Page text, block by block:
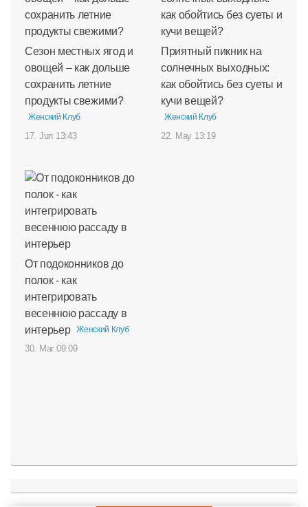
Сезон местных ягод и
овощей – как дольше
сохранить летние
продукты свежими?
Женский Клуб
17. Jun 13:43
Приятный пикник на
солнечных выходных:
как обойтись без суеты и
кучи вещей?
Женский Клуб
22. May 13:19
От подоконников до
полок - как
интегрировать
весеннюю рассаду в
интерьер
Женский Клуб
30. Mar 09:09